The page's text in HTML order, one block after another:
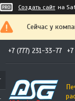
Создать сайт на
Сейчас у
+7 (777) 231-33-77